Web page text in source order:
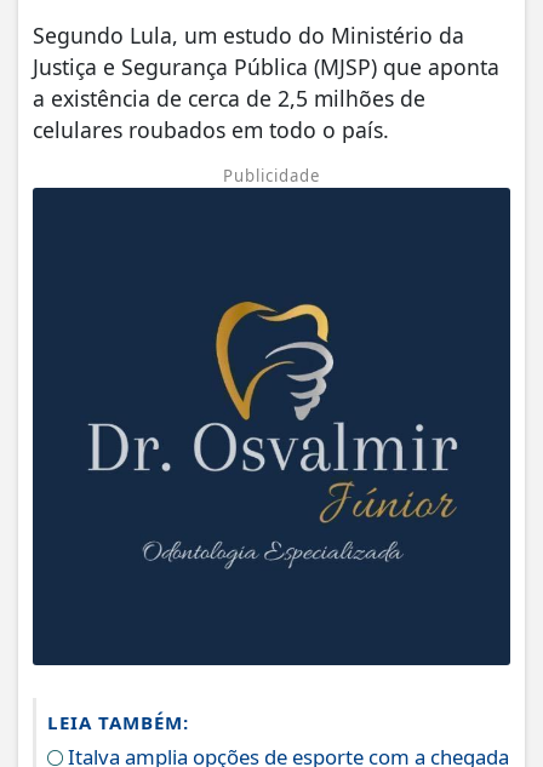
Segundo Lula, um estudo do Ministério da
Justiça e Segurança Pública (MJSP) que aponta
a existência de cerca de 2,5 milhões de
celulares roubados em todo o país.
Publicidade
LEIA TAMBÉM:
Italva amplia opções de esporte com a chegada